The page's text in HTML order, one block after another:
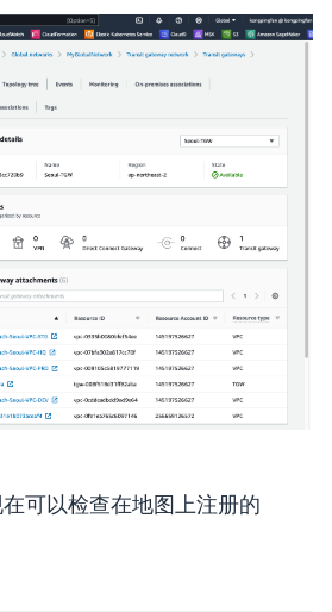
可以检查在地图上注册的